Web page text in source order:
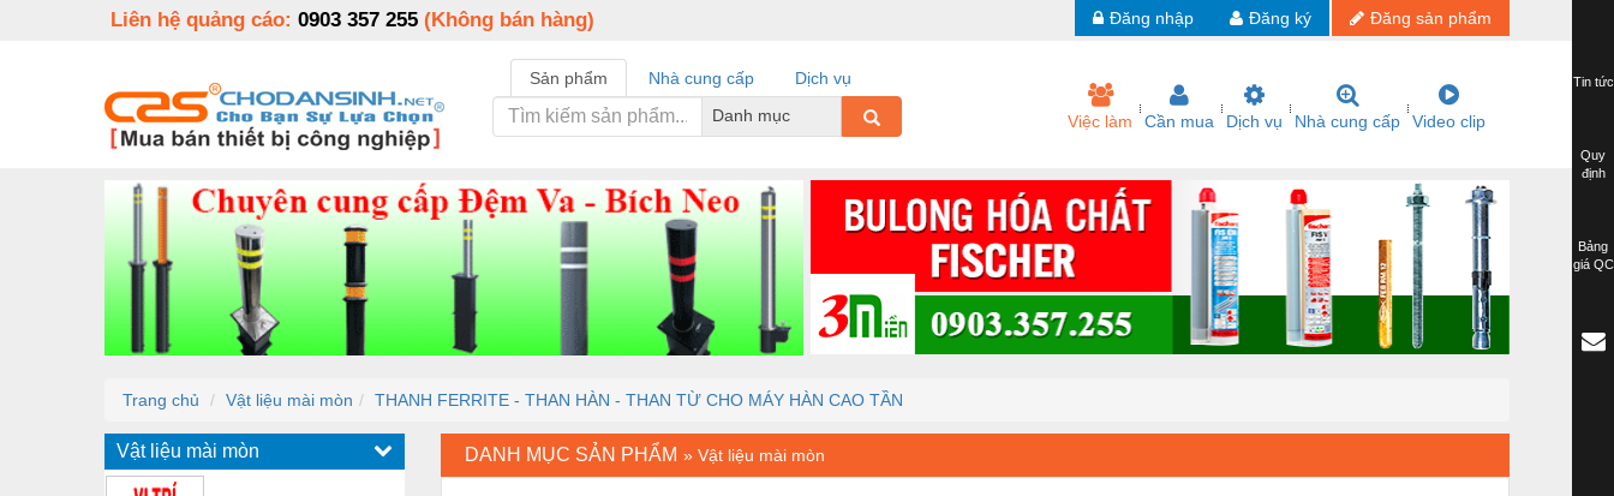
Liên hệ quảng cáo: 0903 357 255 (Không bán hàng) Đăng sản phẩm
Đăng ký
Đăng nhập
Sản phẩm Nhà cung cấp
Dịch vụ
Danh mục
Việc làm Cần mua Dịch vụ Nhà cung cấp Video clip
Trang chủ Vật liệu mài mòn THANH FERRITE - THAN HÀN - THAN TỪ CHO MÁY HÀN CAO TẦN
Vật liệu mài mòn DANH MỤC SẢN PHẨM » Vật liệu mài mòn
Tin tức
Quy
định
Bảng
giá QC